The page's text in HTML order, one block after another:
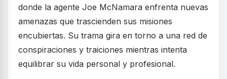
donde la agente Joe McNamara enfrenta nuevas
amenazas que trascienden sus misiones
encubiertas. Su trama gira en torno a una red de
conspiraciones y traiciones mientras intenta
equilibrar su vida personal y profesional.